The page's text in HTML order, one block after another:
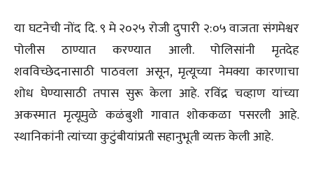
या घटनेची नोंद दि. ९ मे २०२५ रोजी दुपारी २:०५ वाजता संगमेश्वर
पोलीस ठाण्यात करण्यात आली. पोलिसांनी मृतदेह
शवविच्छेदनासाठी पाठवला असून, मृत्यूच्या नेमक्या कारणाचा
शोध घेण्यासाठी तपास सुरू केला आहे. रविंद्र चव्हाण यांच्या
अकस्मात मृत्यूमुळे कळंबुशी गावात शोककळा पसरली आहे.
स्थानिकांनी त्यांच्या कुटुंबीयांप्रती सहानुभूती व्यक्त केली आहे.